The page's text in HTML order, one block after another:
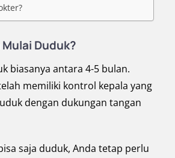
Duduk?
biasanya antara 4-5 bulan.
memiliki kontrol kepala yang
dengan dukungan tangan
saja duduk, Anda tetap perlu